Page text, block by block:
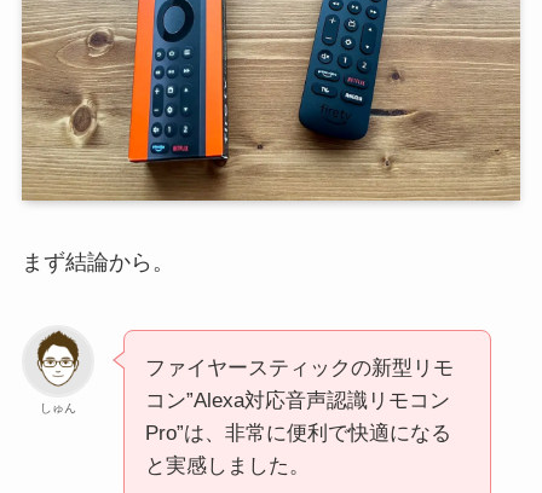
まず結論から。
しゅん
ファイヤースティックの新型リモ
コン”Alexa対応音声認識リモコン
Pro”は、非常に便利で快適になる
と実感しました。